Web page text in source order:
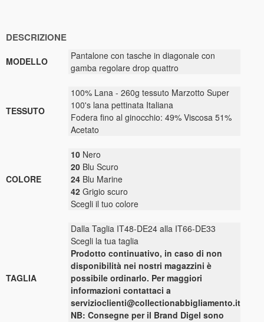
DESCRIZIONE
MODELLO
Pantalone con tasche in diagonale con
gamba regolare drop quattro
TESSUTO
100% Lana - 260g tessuto Marzotto Super
100's lana pettinata Italiana
Fodera fino al ginocchio: 49% Viscosa 51%
Acetato
COLORE
10 Nero
20 Blu Scuro
24 Blu Marine
42 Grigio scuro
Scegli il tuo colore
TAGLIA
Dalla Taglia IT48-DE24 alla IT66-DE33
Scegli la tua taglia
Prodotto continuativo, in caso di non
disponibilità nei nostri magazzini è
possibile ordinarlo. Per maggiori
informazioni contattaci a
servizioclienti@collectionabbigliamento.it
NB: Consegne per il Brand Digel sono